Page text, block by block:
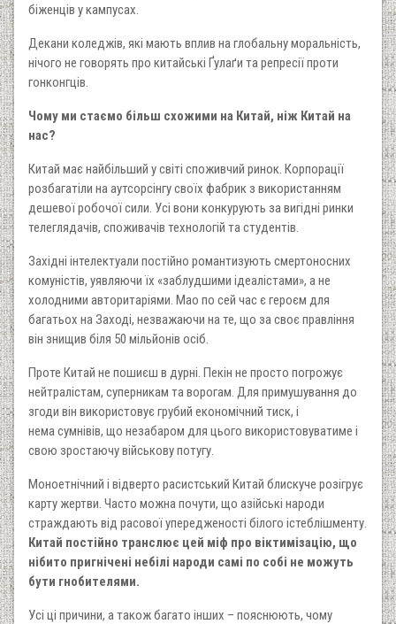
біженців у кампусах.
Декани коледжів, які мають вплив на глобальну моральність,
нічого не говорять про китайські Ґулаґи та репресії проти
гонконгців.
Чому ми стаємо більш схожими на Китай, ніж Китай на
нас?
Китай має найбільший у світі споживчий ринок. Корпорації
розбагатіли на аутсорсінгу своїх фабрик з використанням
дешевої робочої сили. Усі вони конкурують за вигідні ринки
телеглядачів, споживачів технологій та студентів.
Західні інтелектуали постійно романтизують смертоносних
комуністів, уявляючи їх «заблудшими ідеалістами», а не
холодними авторитаріями. Мао по сей час є героєм для
багатьох на Заході, незважаючи на те, що за своє правління
він знищив біля 50 мільйонів осіб.
Проте Китай не пошиєш в дурні. Пекін не просто погрожує
нейтралістам, суперникам та ворогам. Для примушування до
згоди він використовує грубий економічний тиск, і
нема сумнівів, що незабаром для цього використовуватиме і
свою зростаючу військову потугу.
Моноетнічний і відверто расистський Китай блискуче розігрує
карту жертви. Часто можна почути, що азійські народи
страждають від расової упередженості білого істеблішменту.
Китай постійно транслює цей міф про віктимізацію, що
нібито пригнічені небілі народи самі по собі не можуть
бути гнобителями.
Усі ці причини, а також багато інших – пояснюють, чому